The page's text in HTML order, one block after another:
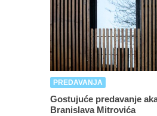
PREDAVANJA
Gostujuće predavanje
Branislava Mitrovića